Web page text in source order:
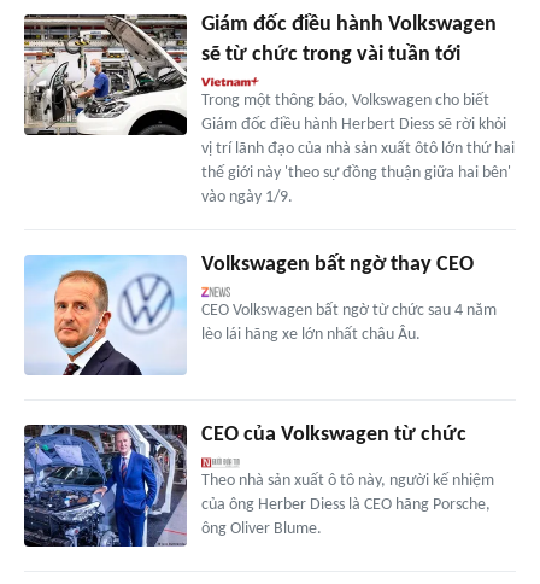
Giám đốc điều hành Volkswagen
sẽ từ chức trong vài tuần tới
Trong một thông báo, Volkswagen cho biết
Giám đốc điều hành Herbert Diess sẽ rời khỏi
vị trí lãnh đạo của nhà sản xuất ôtô lớn thứ hai
thế giới này 'theo sự đồng thuận giữa hai bên'
vào ngày 1/9.
Volkswagen bất ngờ thay CEO
CEO Volkswagen bất ngờ từ chức sau 4 năm
lèo lái hãng xe lớn nhất châu Âu.
CEO của Volkswagen từ chức
Theo nhà sản xuất ô tô này, người kế nhiệm
của ông Herber Diess là CEO hãng Porsche,
ông Oliver Blume.